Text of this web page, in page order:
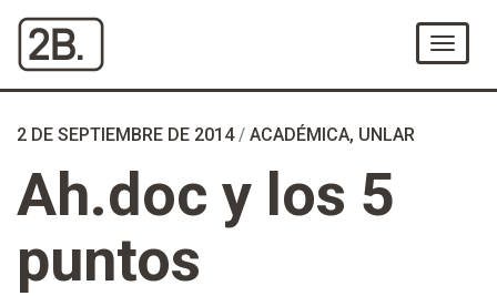
Contenido
Menú
2 DE SEPTIEMBRE DE 2014 / ACADÉMICA, UNLAR
Ah.doc y los 5
puntos